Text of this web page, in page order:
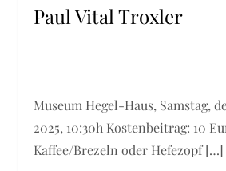
Paul Vital Troxler
Museum Hegel-Haus, Samstag,
2025, 10:30h Kostenbeitrag: 10
Kaffee/Brezeln oder Hefezopf […]